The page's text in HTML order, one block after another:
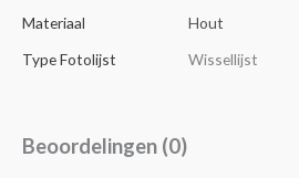
Materiaal
Hout
Type Fotolijst
Wissellijst
Beoordelingen (0)